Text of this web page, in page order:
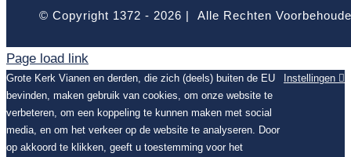
© Copyright 1372 - 2026 | Alle Rechten
Page load link
Grote Kerk Vianen en derden, die zich (deels) buiten de EU
bevinden, maken gebruik van cookies, om onze website te
verbeteren, om een koppeling te kunnen maken met social
media, en om het verkeer op de website te analyseren. Door
op akkoord te klikken, geeft u toestemming voor het
Instellingen